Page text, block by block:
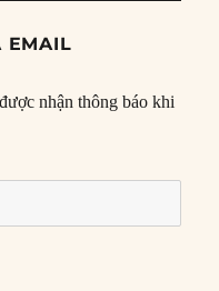
EMAIL
nhận thông báo khi